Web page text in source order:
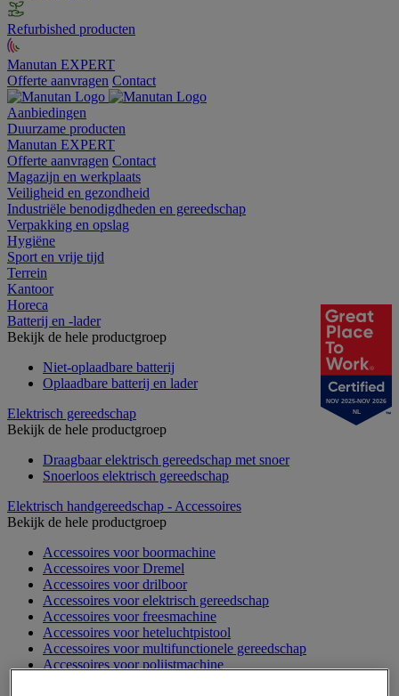
Refurbished producten
Manutan EXPERT
Offerte aanvragen Contact
Aanbiedingen
Duurzame producten
Manutan EXPERT
Offerte aanvragen Contact
Magazijn en werkplaats
Veiligheid en gezondheid
Industriële benodigdheden en gereedschap
Verpakking en opslag
Hygiëne
Sport en vrije tijd
Terrein
Kantoor
Horeca
Batterij en -lader
Bekijk de hele productgroep
Niet-oplaadbare batterij
Oplaadbare batterij en lader
Elektrisch gereedschap
Bekijk de hele productgroep
Draagbaar elektrisch gereedschap met snoer
Snoerloos elektrisch gereedschap
Elektrisch handgereedschap - Accessoires
Bekijk de hele productgroep
Accessoires voor boormachine
Accessoires voor Dremel
Accessoires voor drilboor
Accessoires voor elektrisch gereedschap
Accessoires voor freesmachine
Accessoires voor heteluchtpistool
Accessoires voor multifunctionele gereedschap
Accessoires voor polijstmachine
NOV 2025-NOV 2026
NL